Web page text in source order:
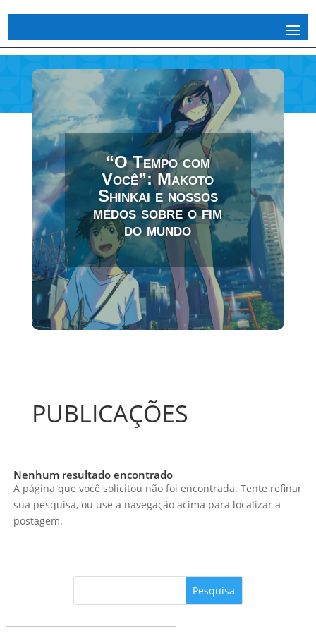
“O Tempo com
Você”: Makoto
Shinkai e nossos
medos sobre o fim
do mundo
PUBLICAÇÕES
Nenhum resultado encontrado
A página que você solicitou não foi encontrada. Tente refinar
sua pesquisa, ou use a navegação acima para localizar a
postagem.